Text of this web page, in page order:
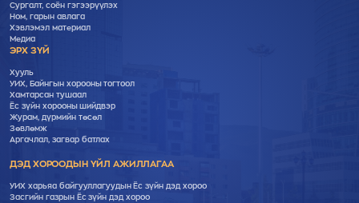
Cургалт, cоён гэгээрүүлэх
Ном, гарын авлага
Хэвлэмэл материал
Медиа
ЭРХ ЗҮЙ
Хууль
УИХ, Байнгын хорооны тогтоол
Хамтарсан тушаал
Ёс зүйн хорооны шийдвэр
Журам, дүрмийн төсөл
Зөвлөмж
Аргачлал, загвар батлах
ДЭД ХОРООДЫН ҮЙЛ АЖИЛЛАГАА
УИХ харьяа байгууллагуудын Ёс зүйн дэд хороо
Засгийн газрын Ёс зүйн дэд хороо